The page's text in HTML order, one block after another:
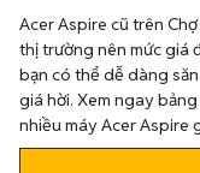
Acer Aspire cũ trên
thị trường nên mức giá
bạn có thể dễ dàng
giá hời. Xem ngay
nhiều máy Acer Aspire